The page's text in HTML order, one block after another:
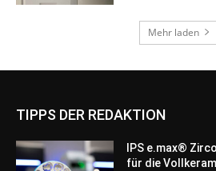
TIPPS DER REDAKTION
IPS e.max®
für die